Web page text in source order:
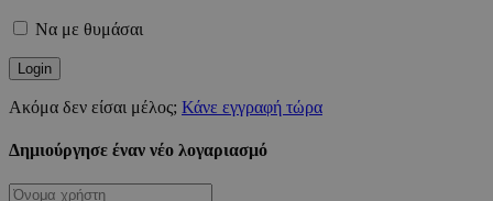
Να με θυμάσαι
Ακόμα δεν είσαι μέλος; Κάνε εγγραφή τώρα
Δημιούργησε έναν νέο λογαριασμό